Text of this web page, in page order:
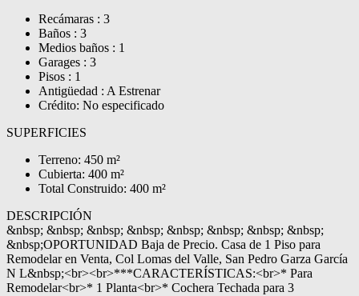
Recámaras : 3
Baños : 3
Medios baños : 1
Garages : 3
Pisos : 1
Antigüedad : A Estrenar
Crédito: No especificado
SUPERFICIES
Terreno: 450 m²
Cubierta: 400 m²
Total Construido: 400 m²
DESCRIPCIÓN
&nbsp; &nbsp; &nbsp; &nbsp; &nbsp; &nbsp; &nbsp; &nbsp;
&nbsp;OPORTUNIDAD Baja de Precio. Casa de 1 Piso para
Remodelar en Venta, Col Lomas del Valle, San Pedro Garza García
N L&nbsp;<br><br>***CARACTERÍSTICAS:<br>* Para
Remodelar<br>* 1 Planta<br>* Cochera Techada para 3